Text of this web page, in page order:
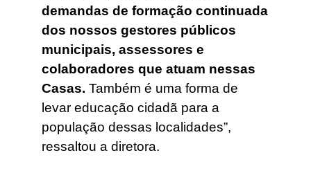
demandas de formação continuada
dos nossos gestores públicos
municipais, assessores e
colaboradores que atuam nessas
Casas. Também é uma forma de
levar educação cidadã para a
população dessas localidades”,
ressaltou a diretora.